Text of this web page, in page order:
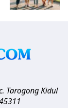
Tarogong Kidul